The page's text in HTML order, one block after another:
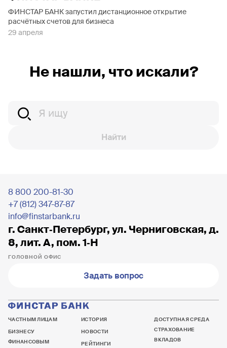
ФИНСТАР БАНК запустил дистанционное открытие
расчётных счетов для бизнеса
29 апреля
Не нашли, что искали?
Найти
8 800 200-81-30
+7 (812) 347-87-87
info@finstarbank.ru
г. Санкт‐Петербург, ул. Черниговская, д.
8, лит. А, пом. 1‐Н
ГОЛОВНОЙ ОФИС
Задать вопрос
ЧАСТНЫМ ЛИЦАМ
БИЗНЕСУ
ФИНАНСОВЫМ
ИСТОРИЯ
НОВОСТИ
РЕЙТИНГИ
ДОСТУПНАЯ СРЕДА
СТРАХОВАНИЕ
ВКЛАДОВ